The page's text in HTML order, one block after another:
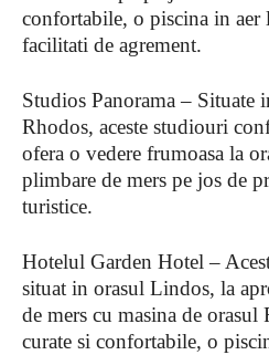
confortabile, o piscina in aer
facilitati de agrement.
Studios Panorama – Situate
Rhodos, aceste studiouri
ofera o vedere frumoasa la
plimbare de mers pe jos de
turistice.
Hotelul Garden Hotel –
situat in orasul Lindos, la
de mers cu masina de orasul
curate si confortabile, o